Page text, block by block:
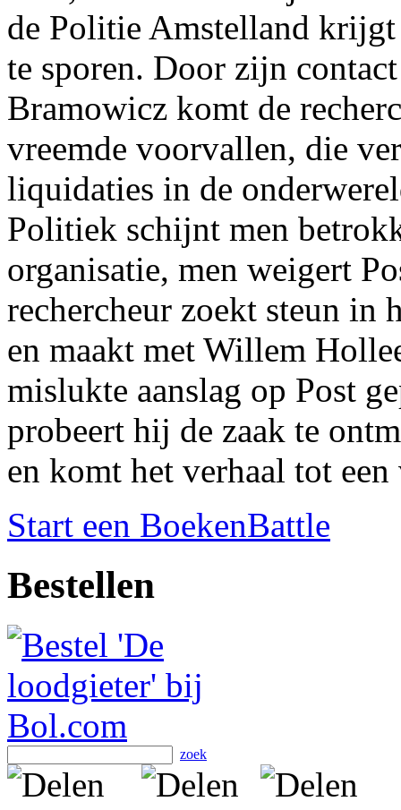
de Politie Amstelland
te sporen. Door zijn
Bramowicz komt de
vreemde voorvallen, die
liquidaties in de
Politiek schijnt men
organisatie, men weigert
rechercheur zoekt steun in
en maakt met Willem
mislukte aanslag op Post
probeert hij de zaak te
en komt het verhaal tot een
Start een BoekenBattle
Bestellen
zoek